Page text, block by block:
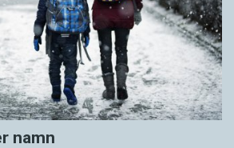
namn